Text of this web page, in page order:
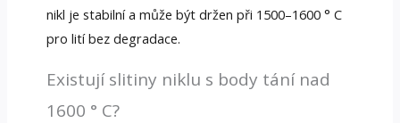
nikl je stabilní a může být držen při 1500–1600 ° C
pro lití bez degradace.
Existují slitiny niklu s body tání nad
1600 ° C?